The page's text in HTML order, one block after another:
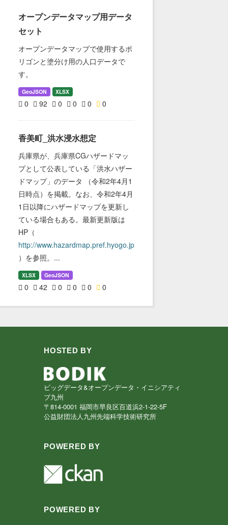
オープンデータマップ用データ
セット
オープンデータマップで使用するポ
リゴンと塗分け用の人口データで
す。
GeoJSON XLSX
0 92 0 0 0 0
香美町_洪水浸水想定
兵庫県が、兵庫県CGハザードマッ
プとして公表している「洪水ハザー
ドマップ」のデータ （令和2年4月1
日時点）を掲載。なお、令和2年4月
1日以降にハザードマップを更新し
ている場合もある。最新更新版は
HP（
http://www.hazardmap.pref.hyogo.jp
）を参照。...
XLSX GeoJSON
0 42 0 0 0 0
HOSTED BY
ビッグデータ&オープンデータ・イニシアティ
ブ九州
〒814-0001 福岡市早良区百道浜2-1-22-5F
公益財団法人九州先端科学技術研究所
POWERED BY
POWERED BY